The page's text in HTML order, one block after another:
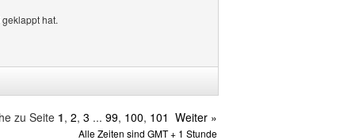
hat.
zu Seite 1, 2, 3 ... 99, 100, 101 Weiter »
Alle Zeiten sind GMT + 1 Stunde